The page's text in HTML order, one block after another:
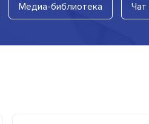
Медиа-библиотека